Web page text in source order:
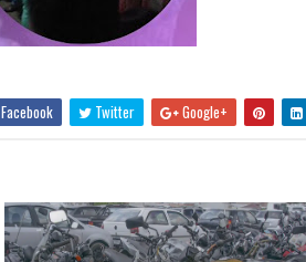
Facebook Twitter Google+